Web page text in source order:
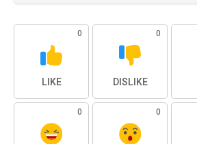
0
LIKE
0
DISLIKE
0 0